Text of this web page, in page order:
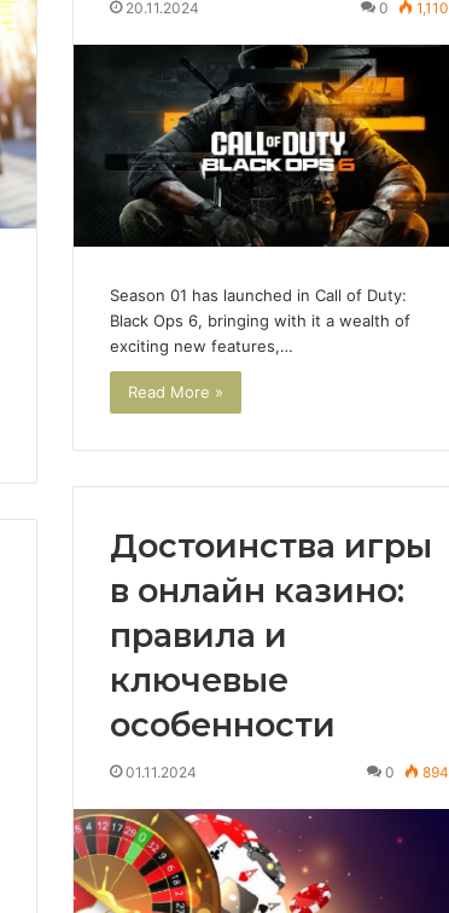
20.11.2024 0 1,110
Season 01 has launched in Call of Duty:
Black Ops 6, bringing with it a wealth of
exciting new features,…
Read More »
Достоинства игры
в онлайн казино:
правила и
ключевые
особенности
01.11.2024 0 894